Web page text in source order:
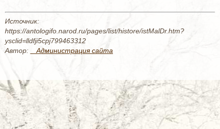
Источник:
https://antologifo.narod.ru/pages/list/histore/istMalDr.htm?
ysclid=lldfji5cpj799463312
Автор:
_ Администрация сайта